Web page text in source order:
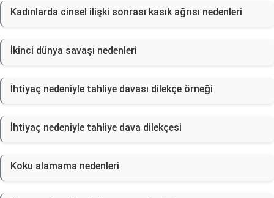
Kadınlarda cinsel ilişki sonrası kasık ağrısı nedenleri
İkinci dünya savaşı nedenleri
İhtiyaç nedeniyle tahliye davası dilekçe örneği
İhtiyaç nedeniyle tahliye dava dilekçesi
Koku alamama nedenleri